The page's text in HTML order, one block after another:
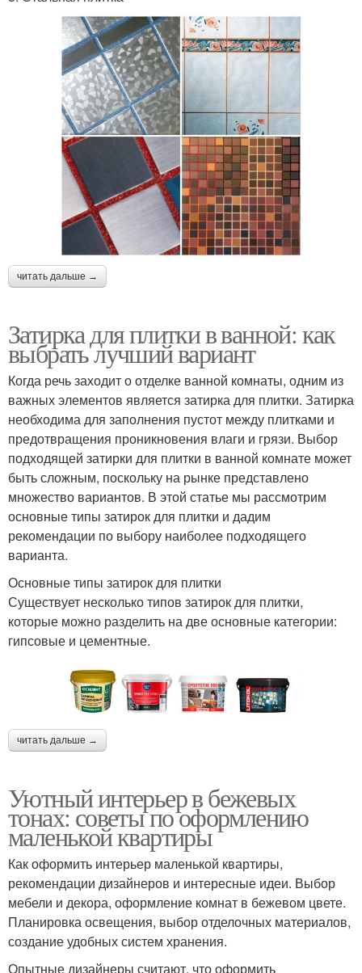
читать дальше →
Затирка для плитки в ванной: как
выбрать лучший вариант
Когда речь заходит о отделке ванной комнаты, одним из
важных элементов является затирка для плитки. Затирка
необходима для заполнения пустот между плитками и
предотвращения проникновения влаги и грязи. Выбор
подходящей затирки для плитки в ванной комнате может
быть сложным, поскольку на рынке представлено
множество вариантов. В этой статье мы рассмотрим
основные типы затирок для плитки и дадим
рекомендации по выбору наиболее подходящего
варианта.
Основные типы затирок для плитки
Существует несколько типов затирок для плитки,
которые можно разделить на две основные категории:
гипсовые и цементные.
читать дальше →
Уютный интерьер в бежевых
тонах: советы по оформлению
маленькой квартиры
Как оформить интерьер маленькой квартиры,
рекомендации дизайнеров и интересные идеи. Выбор
мебели и декора, оформление комнат в бежевом цвете.
Планировка освещения, выбор отделочных материалов,
создание удобных систем хранения.
Опытные дизайнеры считают, что оформить